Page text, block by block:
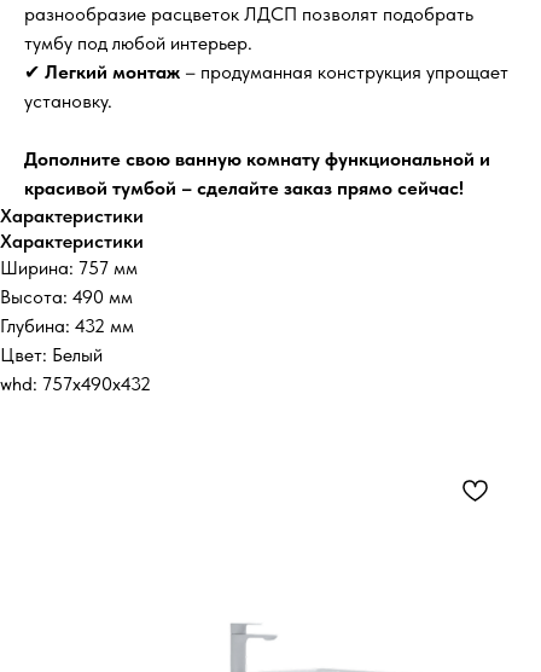
разнообразие расцветок ЛДСП позволят подобрать
тумбу под любой интерьер.
✔ Легкий монтаж – продуманная конструкция упрощает
установку.
Дополните свою ванную комнату функциональной и
красивой тумбой – сделайте заказ прямо сейчас!
Характеристики
Характеристики
Ширина: 757 мм
Высота: 490 мм
Глубина: 432 мм
Цвет: Белый
whd: 757x490x432